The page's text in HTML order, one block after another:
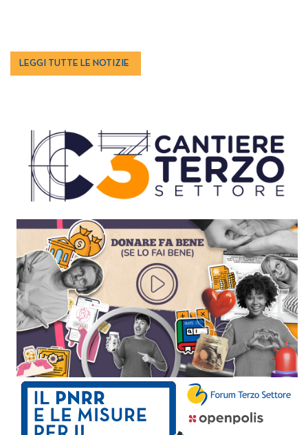
LEGGI TUTTE LE NOTIZIE